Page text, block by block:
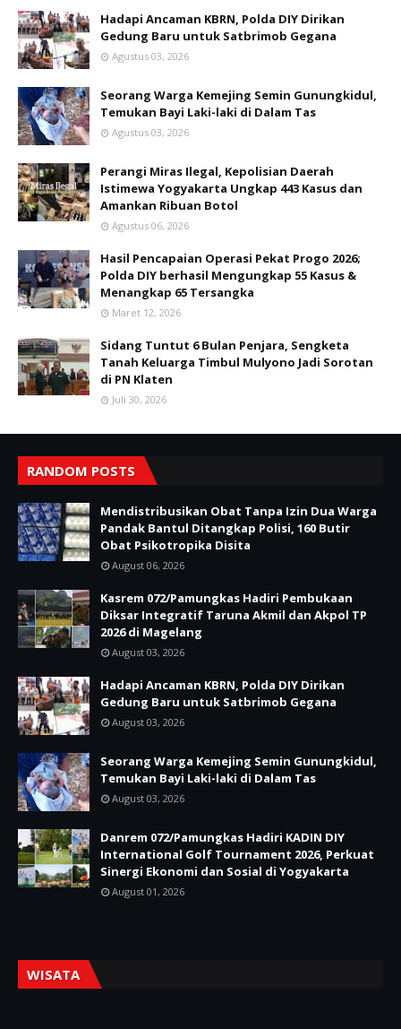
Hadapi Ancaman KBRN, Polda DIY Dirikan
Gedung Baru untuk Satbrimob Gegana
Agustus 03, 2026
Seorang Warga Kemejing Semin Gunungkidul,
Temukan Bayi Laki-laki di Dalam Tas
Agustus 03, 2026
Perangi Miras Ilegal, Kepolisian Daerah
Istimewa Yogyakarta Ungkap 443 Kasus dan
Amankan Ribuan Botol
Agustus 06, 2026
Hasil Pencapaian Operasi Pekat Progo 2026;
Polda DIY berhasil Mengungkap 55 Kasus &
Menangkap 65 Tersangka
Maret 12, 2026
Sidang Tuntut 6 Bulan Penjara, Sengketa
Tanah Keluarga Timbul Mulyono Jadi Sorotan
di PN Klaten
Juli 30, 2026
RANDOM POSTS
Mendistribusikan Obat Tanpa Izin Dua Warga
Pandak Bantul Ditangkap Polisi, 160 Butir
Obat Psikotropika Disita
August 06, 2026
Kasrem 072/Pamungkas Hadiri Pembukaan
Diksar Integratif Taruna Akmil dan Akpol TP
2026 di Magelang
August 03, 2026
Hadapi Ancaman KBRN, Polda DIY Dirikan
Gedung Baru untuk Satbrimob Gegana
August 03, 2026
Seorang Warga Kemejing Semin Gunungkidul,
Temukan Bayi Laki-laki di Dalam Tas
August 03, 2026
Danrem 072/Pamungkas Hadiri KADIN DIY
International Golf Tournament 2026, Perkuat
Sinergi Ekonomi dan Sosial di Yogyakarta
August 01, 2026
WISATA